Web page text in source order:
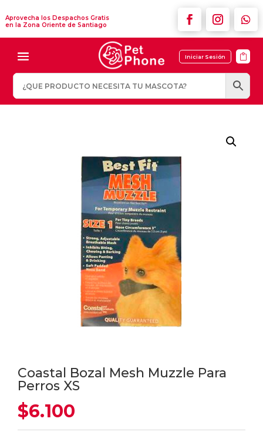
Aprovecha los Despachos Gratis
en la Zona Oriente de Santiago
Iniciar Sesión 
Coastal Bozal Mesh Muzzle Para
Perros XS
$6.100